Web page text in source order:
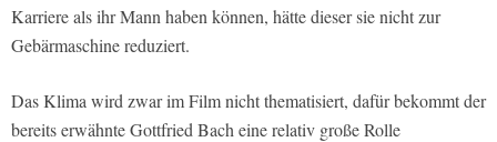
Karriere als ihr Mann haben können, hätte dieser sie nicht zur
Gebärmaschine reduziert.
Das Klima wird zwar im Film nicht thematisiert, dafür bekommt der
bereits erwähnte Gottfried Bach eine relativ große Rolle